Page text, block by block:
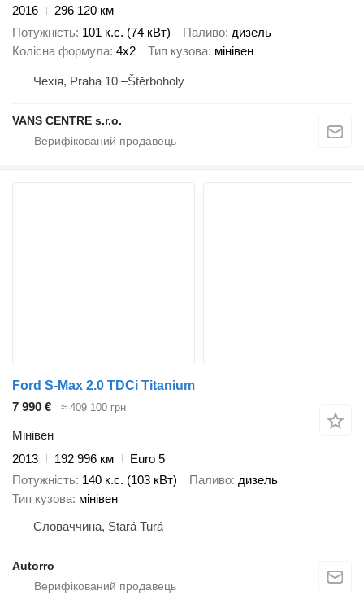
2016
296 120 км
Потужність 101 к.с. (74 кВт) Паливо дизель
Колісна формула 4x2 Тип кузова мінівен
Чехія, Praha 10 –Štěrboholy
VANS CENTRE s.r.o.
Ford S-Max 2.0 TDCi Titanium
7 990 €
≈ 409 100 грн
Мінівен
2013
192 996 км
Euro 5
Потужність 140 к.с. (103 кВт) Паливо дизель
Тип кузова мінівен
Словаччина, Stará Turá
Autorro